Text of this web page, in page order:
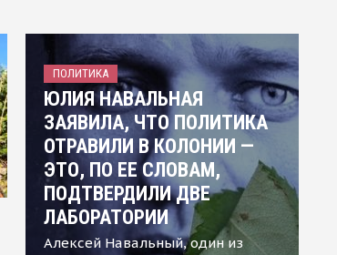
ПОЛИТИКА
ЮЛИЯ НАВАЛЬНАЯ
ЗАЯВИЛА, ЧТО ПОЛИТИКА
ОТРАВИЛИ В КОЛОНИИ —
ЭТО, ПО ЕЕ СЛОВАМ,
ПОДТВЕРДИЛИ ДВЕ
ЛАБОРАТОРИИ
Алексей Навальный, один из